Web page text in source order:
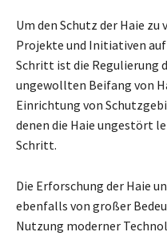
Um den Schutz der Haie
Projekte und Initiativen
Schritt ist die Regulierung
ungewollten Beifang von
Einrichtung von
denen die Haie ungestört
Schritt.
Die Erforschung der Haie
ebenfalls von großer
Nutzung moderner